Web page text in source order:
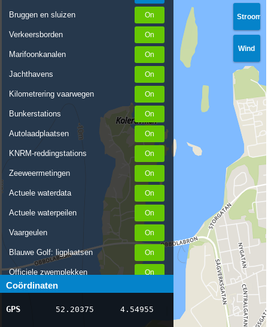
Bruggen en sluizen
Verkeersborden
Marifoonkanalen
Jachthavens
Kilometrering vaarwegen
Bunkerstations
Autolaadplaatsen
KNRM-reddingstations
Zeeweermetingen
Actuele waterdata
Actuele waterpeilen
Vaargeulen
Blauwe Golf: ligplaatsen
Officiele zwemplekken
Stremmingen/hinder
AIS scheepsposities
Coördinaten
GPS 52.20375 4.54955
Stroom
Wind